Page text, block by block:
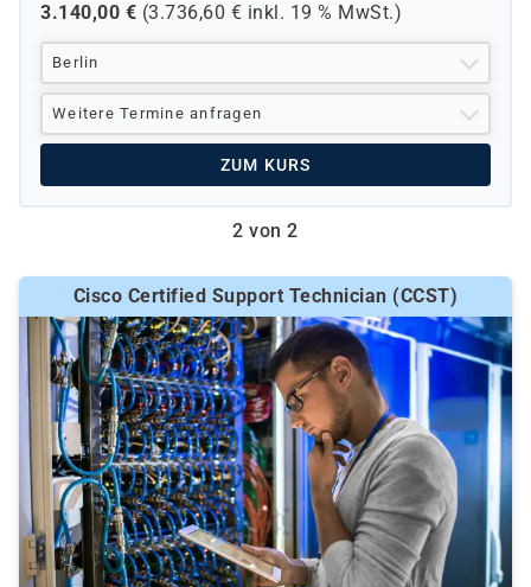
3.140,00 € (3.736,60 € inkl. 19 % MwSt.)
Berlin
Weitere Termine anfragen
ZUM KURS
2 von 2
Cisco Certified Support Technician (CCST)